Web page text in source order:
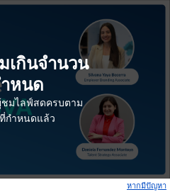
เกินจำนวน
หนด
มไลฟ์สดครบตาม
กำหนดแล้ว
หากมีปัญหา